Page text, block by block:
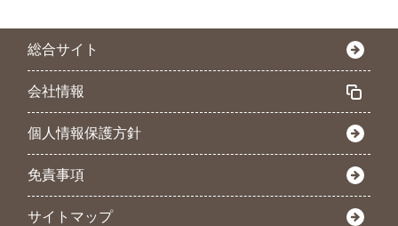
総合サイト
会社情報
個人情報保護方針
免責事項
サイトマップ